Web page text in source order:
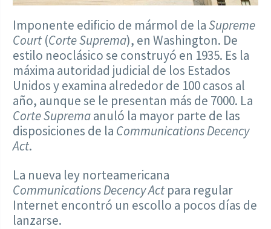
Imponente edificio de mármol de laSupreme
Court (Corte Suprema), en Washington. De
estilo neoclásico se construyó en 1935. Es la
máxima autoridad judicial de los Estados
Unidos y examina alrededor de 100 casos al
año, aunque se le presentan más de 7000. La
Corte Supremaanuló la mayor parte de las
disposiciones de la Communications Decency
Act.
La nueva ley norteamericana
Communications Decency Act para regular
Internet encontró un escollo a pocos días de
lanzarse.